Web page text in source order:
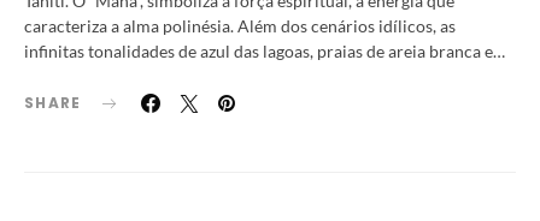
caracteriza a alma polinésia. Além dos cenários idílicos, as
infinitas tonalidades de azul das lagoas, praias de areia branca e…
SHARE